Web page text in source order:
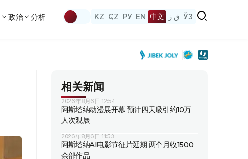
政治 分析 KZ QZ РУ EN 中文 ق ز ЎЗ
相关新闻
2026年8月6日 12:54
阿斯塔纳动漫展开幕 预计四天吸引约10万
人次观展
2026年8月6日 11:53
阿斯塔纳AI电影节征片延期 两个月收1500
余部作品